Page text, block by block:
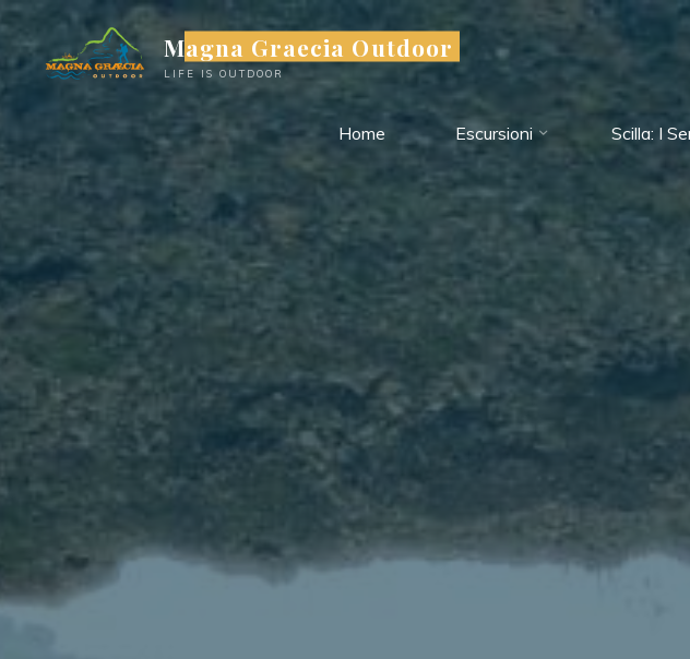
Salta
contenuto
Magna Graecia Outdoor
LIFE IS OUTDOOR
Home Escursioni Scilla: I